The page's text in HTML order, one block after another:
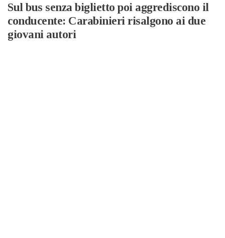
Sul bus senza biglietto poi aggrediscono il
conducente: Carabinieri risalgono ai due
giovani autori